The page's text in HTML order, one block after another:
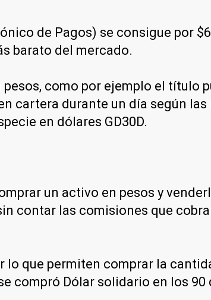
de Pagos) se consigue por
barato del mercado.
como por ejemplo el título
cartera durante un día según las
en dólares GD30D.
un activo en pesos y
contar las comisiones que
lo que permiten comprar la
compró Dólar solidario en los 90